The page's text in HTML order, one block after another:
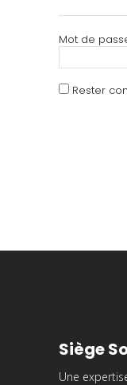
Mot de
Rester
Siège
Une